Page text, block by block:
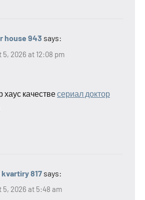
house 943 says:
5, 2026 at 12:08 pm
хаус качествесериал доктор
817 says:
5, 2026 at 5:48 am